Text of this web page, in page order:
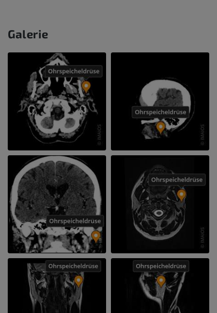
Galerie